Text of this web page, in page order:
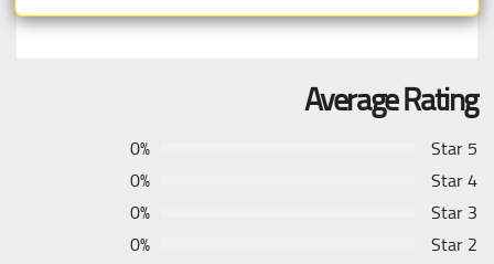
Average Rating
5 Star
0%
4 Star
0%
3 Star
0%
2 Star
0%